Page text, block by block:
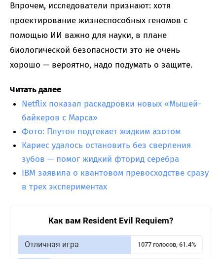
Впрочем, исследователи признают: хотя
проектирование жизнеспособных геномов с
помощью ИИ важно для науки, в плане
биологической безопасности это не очень
хорошо — вероятно, надо подумать о защите.
Читать далее
Netflix показал раскадровки новых «Мышей-
байкеров с Марса»
Фото: Плутон подтекает жидким азотом
Кариес удалось остановить без сверления
зубов — помог жидкий фторид серебра
IBM заявила о квантовом превосходстве сразу
в трех экспериментах
Как вам Resident Evil Requiem?
Отличная игра 1077 голосов, 61.4%